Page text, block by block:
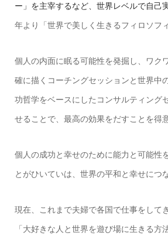
ー」を主宰するなど、世界レベルで自己
年より「世界で美しく生きるフィロソフ
個人の内面に眠る可能性を発掘し、ワク
確に描くコーチングセッションと世界中
功哲学をベースにしたコンサルティング
せることで、最高の効果をだすことを得
個人の成功と幸せのために能力と可能性
とがひいていは、世界の平和と幸せにつ
現在、これまで夫婦で各国で仕事をして
「大好きな人と世界を遊び場に生きる方